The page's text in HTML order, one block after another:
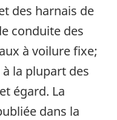
des harnais de
conduite des
à voilure fixe;
la plupart des
égard. La
dans la